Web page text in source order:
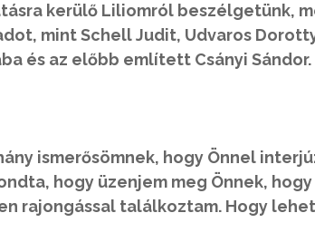
kerülő Liliomról beszélgetünk,
mint Schell Judit, Udvaros
és az előbb említett Csányi Sándor.
ismerősömnek, hogy Önnel
hogy üzenjem meg Önnek,
rajongással találkoztam. Hogy